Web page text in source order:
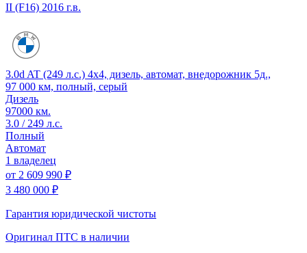
II (F16) 2016 г.в.
3.0d AT (249 л.с.) 4x4, дизель, автомат, внедорожник 5д.,
97 000 км, полный, серый
Дизель
97000 км.
3.0 / 249 л.с.
Полный
Автомат
1 владелец
от 2 609 990 ₽
3 480 000 ₽
Гарантия юридической чистоты
Оригинал ПТС в наличии